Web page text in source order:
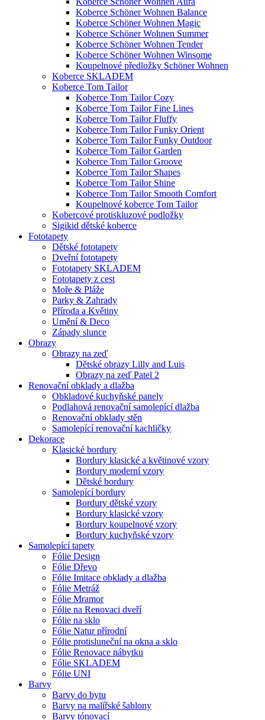
Koberce Schöner Wohnen Balance
Koberce Schöner Wohnen Magic
Koberce Schöner Wohnen Summer
Koberce Schöner Wohnen Tender
Koberce Schöner Wohnen Winsome
Koupelnové předložky Schöner Wohnen
Koberce SKLADEM
Koberce Tom Tailor
Koberce Tom Tailor Cozy
Koberce Tom Tailor Fine Lines
Koberce Tom Tailor Fluffy
Koberce Tom Tailor Funky Orient
Koberce Tom Tailor Funky Outdoor
Koberce Tom Tailor Garden
Koberce Tom Tailor Groove
Koberce Tom Tailor Shapes
Koberce Tom Tailor Shine
Koberce Tom Tailor Smooth Comfort
Koupelnové koberce Tom Tailor
Kobercové protiskluzové podložky
Sigikid dětské koberce
Fototapety
Dětské fototapety
Dveřní fototapety
Fototapety SKLADEM
Fototapety z cest
Moře & Pláže
Parky & Zahrady
Příroda a Květiny
Umění & Deco
Západy slunce
Obrazy
Obrazy na zeď
Dětské obrazy Lilly and Luis
Obrazy na zeď Patel 2
Renovační obklady a dlažba
Obkladové kuchyňské panely
Podlahová renovační samolepící dlažba
Renovační obklady stěn
Samolepící renovační kachličky
Dekorace
Klasické bordury
Bordury klasické a květinové vzory
Bordury moderní vzory
Dětské bordury
Samolepící bordury
Bordury dětské vzory
Bordury klasické vzory
Bordury koupelnové vzory
Bordury kuchyňské vzory
Samolepící tapety
Fólie Design
Fólie Dřevo
Fólie Imitace obklady a dlažba
Fólie Metráž
Fólie Mramor
Fólie na Renovaci dveří
Fólie na sklo
Fólie Natur přírodní
Fólie protisluneční na okna a sklo
Fólie Renovace nábytku
Fólie SKLADEM
Fólie UNI
Barvy
Barvy do bytu
Barvy na malířské šablony
Barvy tónovací